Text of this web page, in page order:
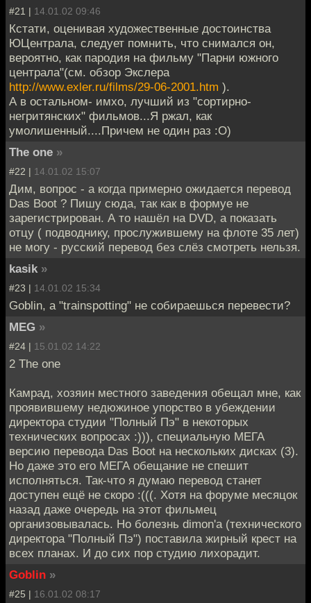
#21 | 14.01.02 09:46
Кстати, оценивая художественные достоинства
ЮЦентрала, следует помнить, что снимался он,
вероятно, как пародия на фильму "Парни южного
централа"(см. обзор Экслера
http://www.exler.ru/films/29-06-2001.htm ).
А в остальном- имхо, лучший из "сортирно-
негритянских" фильмов...Я ржал, как
умолишенный....Причем не один раз :O)
The one »
#22 | 14.01.02 15:07
Дим, вопрос - а когда примерно ожидается перевод
Das Boot ? Пишу сюда, так как в формуе не
зарегистрирован. А то нашёл на DVD, а показать
отцу ( подводнику, прослужившему на флоте 35 лет)
не могу - русский перевод без слёз смотреть нельзя.
kasik »
#23 | 14.01.02 15:34
Goblin, а "trainspotting" не собираешься перевести?
MEG »
#24 | 15.01.02 14:22
2 The one
Камрад, хозяин местного заведения обещал мне, как
проявившему недюжиное упорство в убеждении
директора студии "Полный Пэ" в некоторых
технических вопросах :))), специальную МЕГА
версию перевода Das Boot на нескольких дисках (3).
Но даже это его МЕГА обещание не спешит
исполняться. Так-что я думаю перевод станет
доступен ещё не скоро :(((. Хотя на форуме месяцок
назад даже очередь на этот фильмец
организовывалась. Но болезнь dimon'a (технического
директора "Полный Пэ") поставила жирный крест на
всех планах. И до сих пор студию лихорадит.
Goblin »
#25 | 16.01.02 08:17